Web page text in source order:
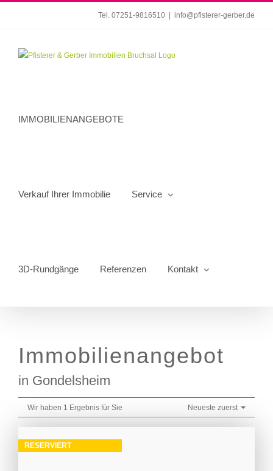
Tel. 07251-9816510 info@pfisterer-gerber.de
IMMOBILIENANGEBOTE
Verkauf Ihrer Immobilie Service
3D-Rundgänge Referenzen Kontakt
Immobilien­angebot
in Gondelsheim
Wir haben 1 Ergebnis für Sie Neueste zuerst
RESERVIERT